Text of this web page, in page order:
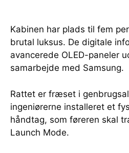
Kabinen har plads til fem
brutal luksus. De digitale
avancerede OLED-paneler
samarbejde med Samsung.
Rattet er fræset i
ingeniørerne installeret et
håndtag, som føreren skal
Launch Mode.